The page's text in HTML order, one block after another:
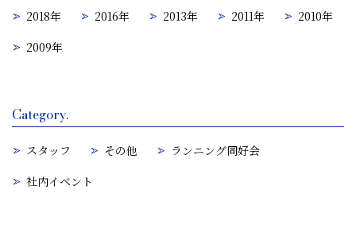
2018年
2016年 2013年 2011年
2010年
2009年
Category.
スタッフ その他
ランニング同好会
社内イベント